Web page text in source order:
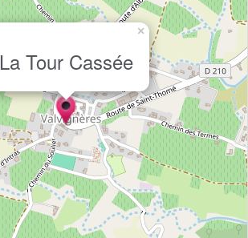
La Tour Cassée
×